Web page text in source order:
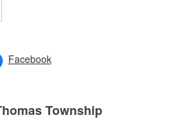
Facebook
Township